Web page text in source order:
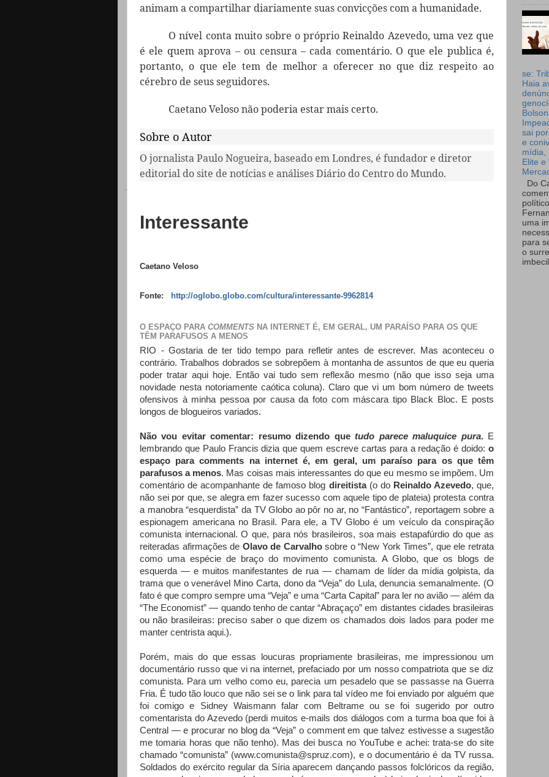
animam a compartilhar diariamente suas convicções com a humanidade.
O nível conta muito sobre o próprio Reinaldo Azevedo, uma vez que
é ele quem aprova – ou censura – cada comentário. O que ele publica é,
portanto, o que ele tem de melhor a oferecer no que diz respeito ao
cérebro de seus seguidores.
Caetano Veloso não poderia estar mais certo.
Sobre o Autor
O jornalista Paulo Nogueira, baseado em Londres, é fundador e diretor
editorial do site de notícias e análises Diário do Centro do Mundo.
·
Interessante
Caetano Veloso
Fonte: http://oglobo.globo.com/cultura/interessante-9962814
O ESPAÇO PARA COMMENTS NA INTERNET É, EM GERAL, UM PARAÍSO PARA OS QUE
TÊM PARAFUSOS A MENOS
RIO - Gostaria de ter tido tempo para refletir antes de escrever. Mas aconteceu o
contrário. Trabalhos dobrados se sobrepõem à montanha de assuntos de que eu queria
poder tratar aqui hoje. Então vai tudo sem reflexão mesmo (não que isso seja uma
novidade nesta notoriamente caótica coluna). Claro que vi um bom número de tweets
ofensivos à minha pessoa por causa da foto com máscara tipo Black Bloc. E posts
longos de blogueiros variados.
Não vou evitar comentar: resumo dizendo quetudo parece maluquice pura.E
lembrando que Paulo Francis dizia que quem escreve cartas para a redação é doido: o
espaço para comments na internet é, em geral, um paraíso para os que têm
parafusos a menos. Mas coisas mais interessantes do que eu mesmo se impõem. Um
comentário de acompanhante de famoso blog direitista(o do Reinaldo Azevedo, que,
não sei por que, se alegra em fazer sucesso com aquele tipo de plateia) protesta contra
a manobra “esquerdista” da TV Globo ao pôr no ar, no “Fantástico”, reportagem sobre a
espionagem americana no Brasil. Para ele, a TV Globo é um veículo da conspiração
comunista internacional. O que, para nós brasileiros, soa mais estapafúrdio do que as
reiteradas afirmações de Olavo de Carvalhosobre o “New York Times”, que ele retrata
como uma espécie de braço do movimento comunista. A Globo, que os blogs de
esquerda — e muitos manifestantes de rua — chamam de líder da mídia golpista, da
trama que o venerável Mino Carta, dono da “Veja” do Lula, denuncia semanalmente. (O
fato é que compro sempre uma “Veja” e uma “Carta Capital” para ler no avião — além da
“The Economist” — quando tenho de cantar “Abraçaço” em distantes cidades brasileiras
ou não brasileiras: preciso saber o que dizem os chamados dois lados para poder me
manter centrista aqui.).
Porém, mais do que essas loucuras propriamente brasileiras, me impressionou um
documentário russo que vi na internet, prefaciado por um nosso compatriota que se diz
comunista. Para um velho como eu, parecia um pesadelo que se passasse na Guerra
Fria. É tudo tão louco que não sei se o link para tal vídeo me foi enviado por alguém que
foi comigo e Sidney Waismann falar com Beltrame ou se foi sugerido por outro
comentarista do Azevedo (perdi muitos e-mails dos diálogos com a turma boa que foi à
Central — e procurar no blog da “Veja” o comment em que talvez estivesse a sugestão
me tomaria horas que não tenho). Mas dei busca no YouTube e achei: trata-se do site
chamado “comunista” (www.comunista@spruz.com), e o documentário é da TV russa.
Soldados do exército regular da Síria aparecem dançando passos folclóricos da região,
se:
Haia
sai
e
mídia,
Elite e
Do
uma
para
o